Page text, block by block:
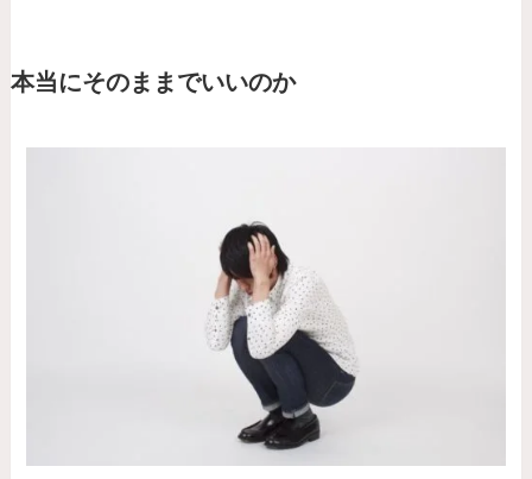
本当にそのままでいいのか